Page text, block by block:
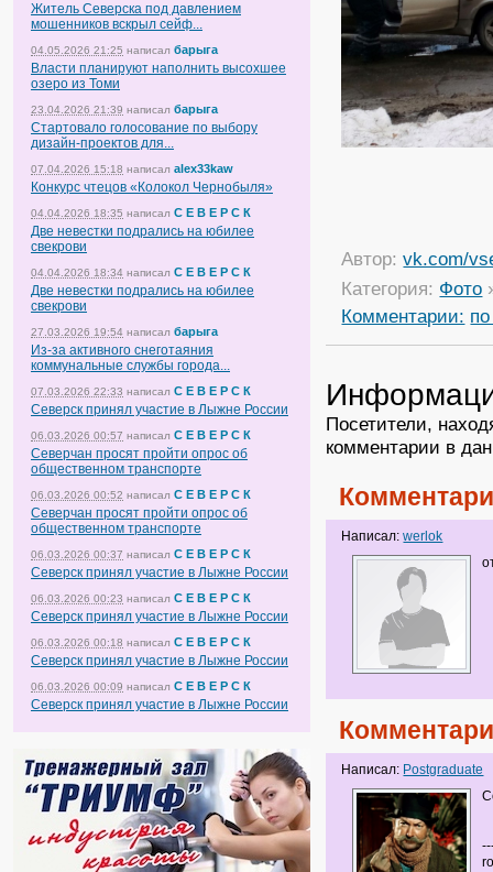
Житель Северска под давлением
мошенников вскрыл сейф...
04.05.2026 21:25 написал барыга
Власти планируют наполнить высохшее
озеро из Томи
23.04.2026 21:39 написал барыга
Стартовало голосование по выбору
дизайн-проектов для...
07.04.2026 15:18 написал alex33kaw
Конкурс чтецов «Колокол Чернобыля»
04.04.2026 18:35 написал С Е В Е Р С К
Две невестки подрались на юбилее
свекрови
04.04.2026 18:34 написал С Е В Е Р С К
Две невестки подрались на юбилее
свекрови
27.03.2026 19:54 написал барыга
Из-за активного снеготаяния
коммунальные службы города...
07.03.2026 22:33 написал С Е В Е Р С К
Северск принял участие в Лыжне России
06.03.2026 00:57 написал С Е В Е Р С К
Северчан просят пройти опрос об
общественном транспорте
06.03.2026 00:52 написал С Е В Е Р С К
Северчан просят пройти опрос об
общественном транспорте
06.03.2026 00:37 написал С Е В Е Р С К
Северск принял участие в Лыжне России
06.03.2026 00:23 написал С Е В Е Р С К
Северск принял участие в Лыжне России
06.03.2026 00:18 написал С Е В Е Р С К
Северск принял участие в Лыжне России
06.03.2026 00:09 написал С Е В Е Р С К
Северск принял участие в Лыжне России
Автор:vk.com/
Категория: Фото
Комментарии:
Посетители,
комментарии в
Написал:werlok
Написал: Postgraduate